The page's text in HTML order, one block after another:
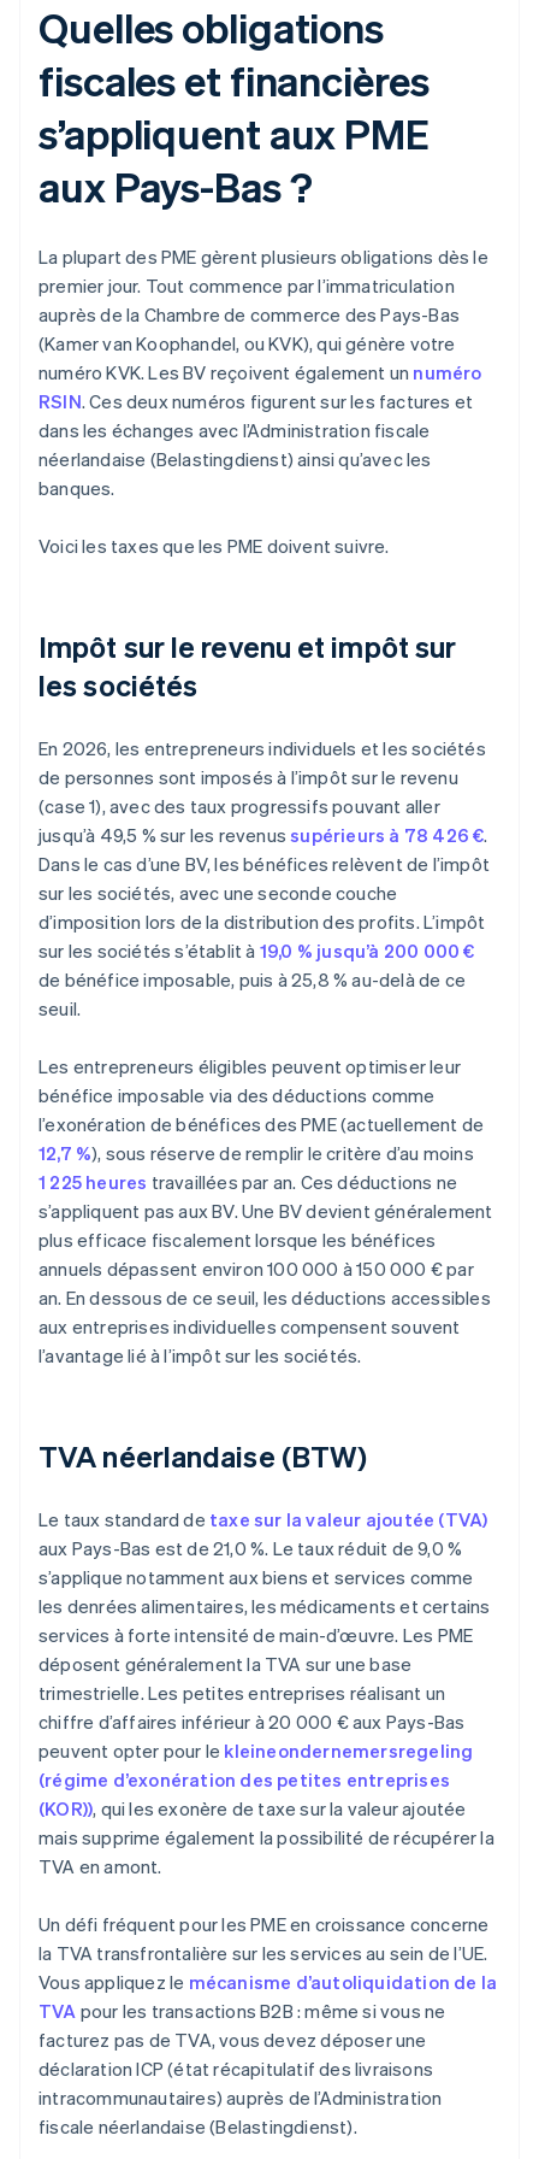
Quelles obligations
fiscales et financières
s’appliquent aux PME
aux Pays-Bas ?
La plupart des PME gèrent plusieurs obligations dès le
premier jour. Tout commence par l’immatriculation
auprès de la Chambre de commerce des Pays-Bas
(Kamer van Koophandel, ou KVK), qui génère votre
numéro KVK. Les BV reçoivent également un numéro
RSIN. Ces deux numéros figurent sur les factures et
dans les échanges avec l’Administration fiscale
néerlandaise (Belastingdienst) ainsi qu’avec les
banques.
Voici les taxes que les PME doivent suivre.
Impôt sur le revenu et impôt sur
les sociétés
En 2026, les entrepreneurs individuels et les sociétés
de personnes sont imposés à l’impôt sur le revenu
(case 1), avec des taux progressifs pouvant aller
jusqu’à 49,5 % sur les revenussupérieurs à 78 426 €.
Dans le cas d’une BV, les bénéfices relèvent de l’impôt
sur les sociétés, avec une seconde couche
d’imposition lors de la distribution des profits. L’impôt
sur les sociétés s’établit à 19,0 % jusqu’à 200 000 €
de bénéfice imposable, puis à 25,8 % au-delà de ce
seuil.
Les entrepreneurs éligibles peuvent optimiser leur
bénéfice imposable via des déductions comme
l’exonération de bénéfices des PME (actuellement de
12,7 %), sous réserve de remplir le critère d’au moins
1 225 heures travaillées par an. Ces déductions ne
s’appliquent pas aux BV. Une BV devient généralement
plus efficace fiscalement lorsque les bénéfices
annuels dépassent environ 100 000 à 150 000 € par
an. En dessous de ce seuil, les déductions accessibles
aux entreprises individuelles compensent souvent
l’avantage lié à l’impôt sur les sociétés.
TVA néerlandaise (BTW)
Le taux standard de taxe sur la valeur ajoutée (TVA)
aux Pays-Bas est de 21,0 %. Le taux réduit de 9,0 %
s’applique notamment aux biens et services comme
les denrées alimentaires, les médicaments et certains
services à forte intensité de main-d’œuvre. Les PME
déposent généralement la TVA sur une base
trimestrielle. Les petites entreprises réalisant un
chiffre d’affaires inférieur à 20 000 € aux Pays-Bas
peuvent opter pour le kleineondernemersregeling
(régime d’exonération des petites entreprises
(KOR)), qui les exonère de taxe sur la valeur ajoutée
mais supprime également la possibilité de récupérer la
TVA en amont.
Un défi fréquent pour les PME en croissance concerne
la TVA transfrontalière sur les services au sein de l’UE.
Vous appliquez le mécanisme d’autoliquidation de la
TVA pour les transactions B2B : même si vous ne
facturez pas de TVA, vous devez déposer une
déclaration ICP (état récapitulatif des livraisons
intracommunautaires) auprès de l’Administration
fiscale néerlandaise (Belastingdienst).